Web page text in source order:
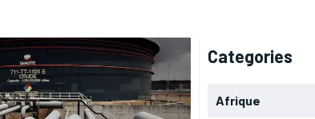
Categories
Afrique